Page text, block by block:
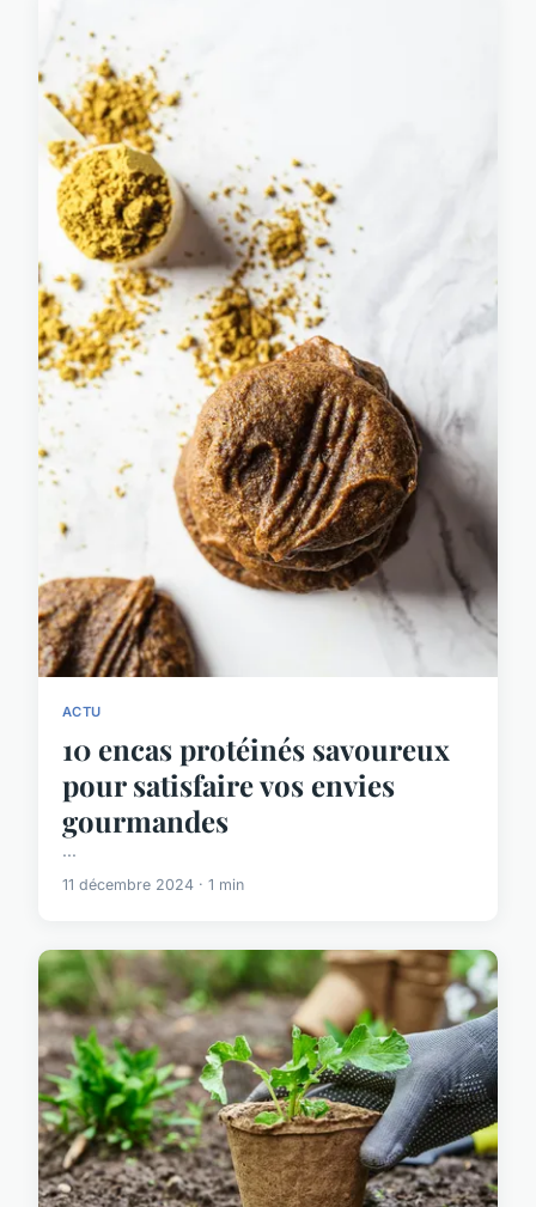
ACTU
10 encas protéinés savoureux
pour satisfaire vos envies
gourmandes
...
11 décembre 2024 · 1 min